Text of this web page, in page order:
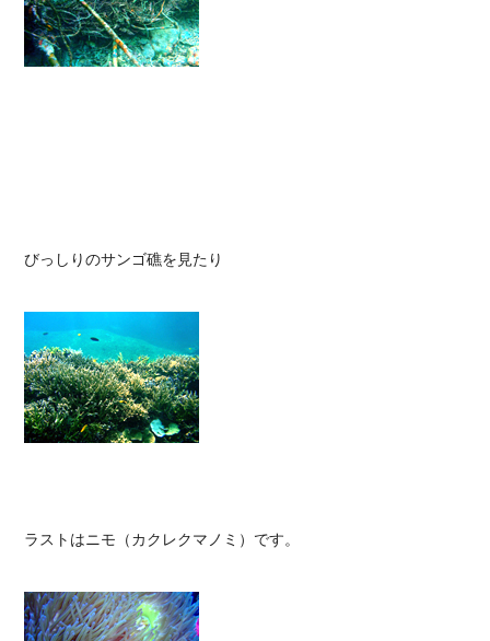
びっしりのサンゴ礁を見たり
ラストはニモ（カクレクマノミ）です。